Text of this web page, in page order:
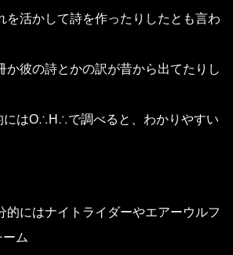
活かして詩を作ったりしたとも言わ
彼の詩とかの訳が昔から出てたりし
はO∴H∴で調べると、わかりやすい
にはナイトライダーやエアーウルフ
ム